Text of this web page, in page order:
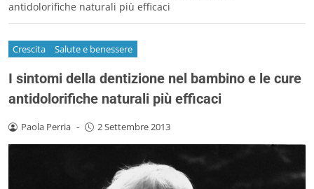
antidolorifiche naturali più efficaci
Crescita Salute e benessere
I sintomi della dentizione nel bambino e le cure
antidolorifiche naturali più efficaci
Paola Perria - 2 Settembre 2013